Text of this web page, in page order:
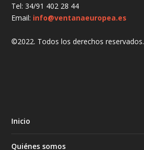
Tel: 34/91 402 28 44
Email: info@ventanaeuropea.es
©2022. Todos los derechos reservados.
Inicio
Quiénes somos